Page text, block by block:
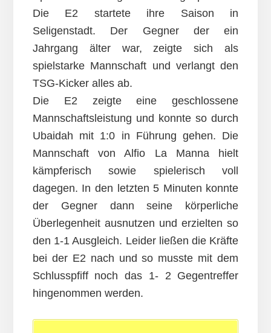
Die E2 startete ihre Saison in
Seligenstadt. Der Gegner der ein
Jahrgang älter war, zeigte sich als
spielstarke Mannschaft und verlangt den
TSG-Kicker alles ab.
Die E2 zeigte eine geschlossene
Mannschaftsleistung und konnte so durch
Ubaidah mit 1:0 in Führung gehen. Die
Mannschaft von Alfio La Manna hielt
kämpferisch sowie spielerisch voll
dagegen. In den letzten 5 Minuten konnte
der Gegner dann seine körperliche
Überlegenheit ausnutzen und erzielten so
den 1-1 Ausgleich. Leider ließen die Kräfte
bei der E2 nach und so musste mit dem
Schlusspfiff noch das 1- 2 Gegentreffer
hingenommen werden.